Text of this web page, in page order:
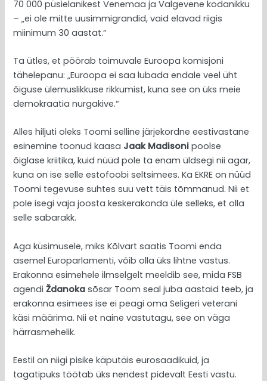
70 000 püsielanikest Venemaa ja Valgevene kodanikku
– „ei ole mitte uusimmigrandid, vaid elavad riigis
miinimum 30 aastat.“
Ta ütles, et pöörab toimuvale Euroopa komisjoni
tähelepanu: „Euroopa ei saa lubada endale veel üht
õiguse ülemuslikkuse rikkumist, kuna see on üks meie
demokraatia nurgakive.“
Alles hiljuti oleks Toomi selline järjekordne eestivastane
esinemine toonud kaasa Jaak Madisoni poolse
õiglase kriitika, kuid nüüd pole ta enam üldsegi nii agar,
kuna on ise selle estofoobi seltsimees. Ka EKRE on nüüd
Toomi tegevuse suhtes suu vett täis tõmmanud. Nii et
pole isegi vaja joosta keskerakonda üle selleks, et olla
selle sabarakk.
Aga küsimusele, miks Kõlvart saatis Toomi enda
asemel Europarlamenti, võib olla üks lihtne vastus.
Erakonna esimehele ilmselgelt meeldib see, mida FSB
agendiŽdanoka sõsar Toom seal juba aastaid teeb, ja
erakonna esimees ise ei peagi oma Seligeri veterani
käsi määrima. Nii et naine vastutagu, see on väga
härrasmehelik.
Eestil on niigi pisike käputäis eurosaadikuid, ja
tagatipuks töötab üks nendest pidevalt Eesti vastu.